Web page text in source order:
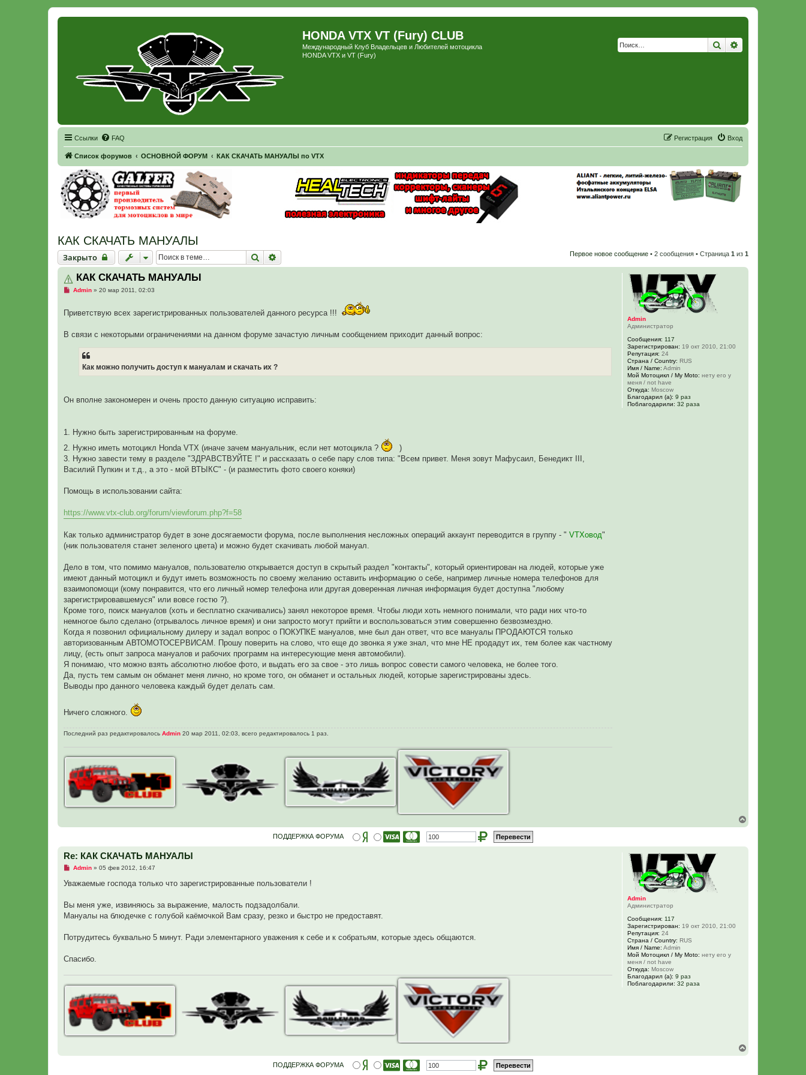
HONDA VTX VT (Fury) CLUB
Международный Клуб Владельцев и Любителей мотоцикла
HONDA VTX и VT (Fury)
Поиск
Ссылки FAQ Вход
Регистрация
Список форумов ОСНОВНОЙ ФОРУМ КАК СКАЧАТЬ МАНУАЛЫ по VTX
КАК СКАЧАТЬ МАНУАЛЫ
Закрыто
Закрыто Поиск Первое новое сообщение • 2 сообщения • Страница 1 из 1
Admin
Администратор
Сообщения: 117
Зарегистрирован: 19 окт 2010, 21:00
Репутация: 24
Страна / Country: RUS
Имя / Name: Admin
Мой Мотоцикл / My Moto: нету его у
меня / not have
Откуда: Moscow
Благодарил (а): 9 раз
Поблагодарили: 32 раза
КАК СКАЧАТЬ МАНУАЛЫ
Н
р
и
о
б
и
Admin» 20 мар 2011, 02:03
Приветствую всех зарегистрированных пользователей данного ресурса !!!
В связи с некоторыми ограничениями на данном форуме зачастую личным сообщением приходит данный вопрос:
Как можно получить доступ к мануалам и скачать их ?
Он вполне закономерен и очень просто данную ситуацию исправить:
1. Нужно быть зарегистрированным на форуме.
2. Нужно иметь мотоцикл Honda VTX (иначе зачем мануальник, если нет мотоцикла ?
)
3. Нужно завести тему в разделе "ЗДРАВСТВУЙТЕ !" и рассказать о себе пару слов типа: "Всем привет. Меня зовут Мафусаил, Бенедикт III,
Василий Пупкин и т.д., а это - мой ВТЫКС" - (и разместить фото своего коняки)
Помощь в использовании сайта:
https://www.vtx-club.org/forum/viewforum.php?f=58
Как только администратор будет в зоне досягаемости форума, после выполнения несложных операций аккаунт переводится в группу - " VTXовод"
(ник пользователя станет зеленого цвета) и можно будет скачивать любой мануал.
Дело в том, что помимо мануалов, пользователю открывается доступ в скрытый раздел "контакты", который ориентирован на людей, которые уже
имеют данный мотоцикл и будут иметь возможность по своему желанию оставить информацию о себе, например личные номера телефонов для
взаимопомощи (кому понравится, что его личный номер телефона или другая доверенная личная информация будет доступна "любому
зарегистрировавшемуся" или вовсе гостю ?).
Кроме того, поиск мануалов (хоть и бесплатно скачивались) занял некоторое время. Чтобы люди хоть немного понимали, что ради них что-то
немногое было сделано (отрывалось личное время) и они запросто могут прийти и воспользоваться этим совершенно безвозмездно.
Когда я позвонил официальному дилеру и задал вопрос о ПОКУПКЕ мануалов, мне был дан ответ, что все мануалы ПРОДАЮТСЯ только
авторизованным АВТОМОТОСЕРВИСАМ. Прошу поверить на слово, что еще до звонка я уже знал, что мне НЕ продадут их, тем более как частному
лицу, (есть опыт запроса мануалов и рабочих программ на интересующие меня автомобили).
Я понимаю, что можно взять абсолютно любое фото, и выдать его за свое - это лишь вопрос совести самого человека, не более того.
Да, пусть тем самым он обманет меня лично, но кроме того, он обманет и остальных людей, которые зарегистрированы здесь.
Выводы про данного человека каждый будет делать сам.
Ничего сложного.
Последний раз редактировалось Admin 20 мар 2011, 02:03, всего редактировалось 1 раз.
ПОДДЕРЖКА ФОРУМА
Admin
Администратор
Сообщения: 117
Зарегистрирован: 19 окт 2010, 21:00
Репутация: 24
Страна / Country: RUS
Имя / Name: Admin
Мой Мотоцикл / My Moto: нету его у
меня / not have
Откуда: Moscow
Благодарил (а): 9 раз
Поблагодарили: 32 раза
Re: КАК СКАЧАТЬ МАНУАЛЫ
Н
п
ч
т
н
с
о
е
н
и
Admin» 05 фев 2012, 16:47
Уважаемые господа только что зарегистрированные пользователи !
Вы меня уже, извиняюсь за выражение, малость подзадолбали.
Мануалы на блюдечке с голубой каёмочкой Вам сразу, резко и быстро не предоставят.
Потрудитесь буквально 5 минут. Ради элементарного уважения к себе и к собратьям, которые здесь общаются.
Спасибо.
ПОДДЕРЖКА ФОРУМА